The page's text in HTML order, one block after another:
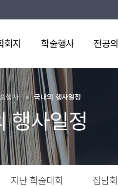
회지 학술행사 전공의
행사일정
행사 국내외 행사일정
지난 학술대회 집담회